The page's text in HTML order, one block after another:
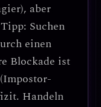
aber
Suchen
einen
Blockade ist
Handeln